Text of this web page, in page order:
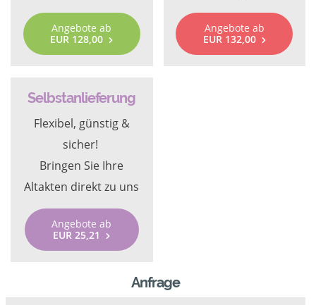
Angebote ab
EUR 128,00
Angebote ab
EUR 132,00
Selbstanlieferung
Flexibel, günstig &
sicher!
Bringen Sie Ihre
Altakten direkt zu uns
Angebote ab
EUR 25,21
Anfrage